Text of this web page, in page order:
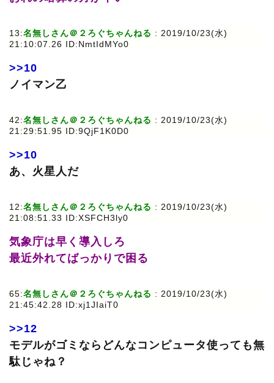
13:名無しさん＠２ろぐちゃんねる : 2019/10/23(水)
21:10:07.26 ID:NmtIdMYo0
>>10
ノイマン乙
42:名無しさん＠２ろぐちゃんねる : 2019/10/23(水)
21:29:51.95 ID:9QjF1K0D0
>>10
あ、火星人だ
12:名無しさん＠２ろぐちゃんねる : 2019/10/23(水)
21:08:51.33 ID:XSFCH3ly0
気象庁は早く導入しろ
最近外れてばっかりで困る
65:名無しさん＠２ろぐちゃんねる : 2019/10/23(水)
21:45:42.28 ID:xj1JIaiT0
>>12
モデルがゴミならどんなコンピュータ使っても無
駄じゃね？